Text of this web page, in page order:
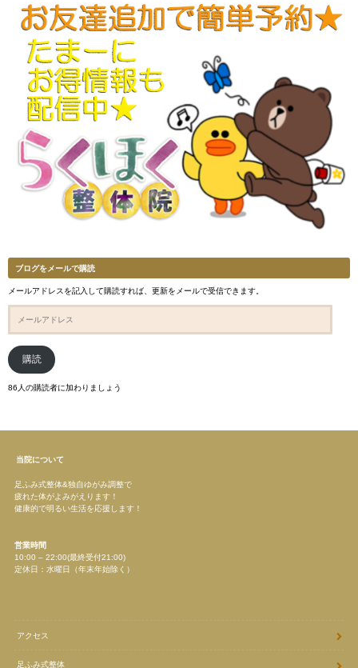
ブログをメールで購読
メールアドレスを記入して購読すれば、更新をメールで受信できます。
ル
ア
ド
レ
購読
86人の購読者に加わりましょう
当院について
足ふみ式整体&独自ゆがみ調整で
疲れた体がよみがえります！
健康的で明るい生活を応援します！
営業時間
10:00 – 22:00(最終受付21:00)
定休日：水曜日（年末年始除く）
アクセス
足ふみ式整体